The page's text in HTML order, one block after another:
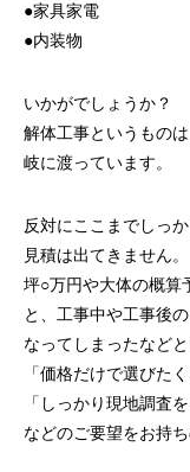
●家具家電
●内装物
いかがでしょうか？
解体工事というもの
岐に渡っています。
反対にここまでしっ
見積は出てきません。
坪○万円や大体の概算
と、工事中や工事後
なってしまったなど
「価格だけで選びたく
「しっかり現地調査
などのご要望をお持